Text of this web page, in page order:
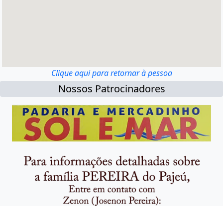
Clique aqui para retornar à pessoa
Nossos Patrocinadores